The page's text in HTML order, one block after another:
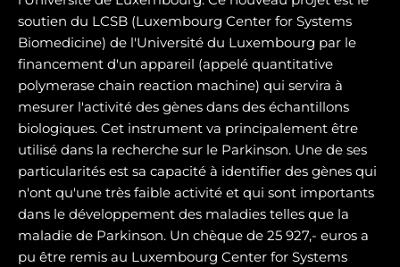
soutien du LCSB (Luxembourg Center for Systems
Biomedicine) de l'Université du Luxembourg par le
financement d'un appareil (appelé quantitative
polymerase chain reaction machine) qui servira à
mesurer l'activité des gènes dans des échantillons
biologiques. Cet instrument va principalement être
utilisé dans la recherche sur le Parkinson. Une de ses
particularités est sa capacité à identifier des gènes qui
n'ont qu'une très faible activité et qui sont importants
dans le développement des maladies telles que la
maladie de Parkinson. Un chèque de 25 927,- euros a
pu être remis au Luxembourg Center for Systems